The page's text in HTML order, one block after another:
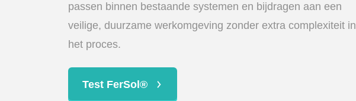
passen binnen bestaande systemen en bijdragen aan een
veilige, duurzame werkomgeving zonder extra complexiteit in
het proces.
Test FerSol®